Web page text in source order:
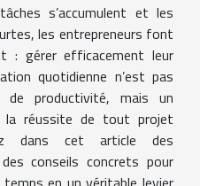
s’accumulent et les
les entrepreneurs font
: gérer efficacement leur
quotidienne n’est pas
de productivité, mais un
la réussite de tout projet
dans cet article des
conseils concrets pour